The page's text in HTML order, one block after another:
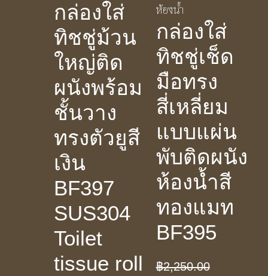
กล่องใส่
ทิชชู่ม้วน
ใหญ่ติด
ผนังพร้อม
ชั้นวาง
ทรงตัวยูสี
เงิน
BF397
SUS304
Toilet
tissue roll
กล่องใส่
ทิชชู่เช็ด
มือทรง
สี่เหลี่ยม
แบบแผ่น
พับติดผนัง
ห้องน้ำสี
ทองแมท
BF395
฿2,250.00